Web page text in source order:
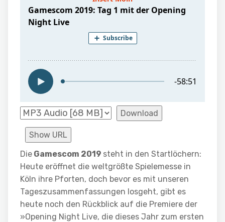
Download
Show URL
Die Gamescom 2019 steht in den Startlöchern:
Heute eröffnet die weltgrößte Spielemesse in
Köln ihre Pforten, doch bevor es mit unseren
Tageszusammenfassungen losgeht, gibt es
heute noch den Rückblick auf die Premiere der
»Opening Night Live, die dieses Jahr zum ersten